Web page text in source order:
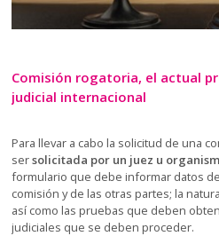
Comisión rogatoria, el actual
judicial internacional
Para llevar a cabo la solicitud de una
sersolicitada por un juez u
formulario que debe informar datos
comisión y de las otras partes; la
así como las pruebas que deben
judiciales que se deben proceder.